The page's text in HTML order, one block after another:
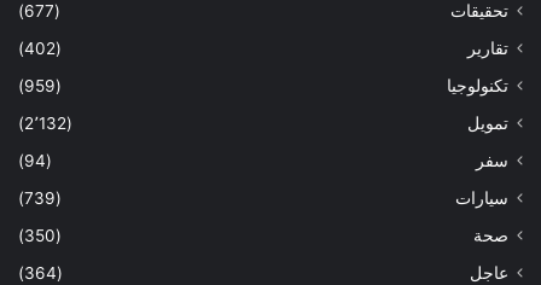
تحقيقات
(677)
تقارير
(402)
تكنولوجيا
(959)
تمويل
(2٬132)
سفر
(94)
سيارات
(739)
صحة
(350)
عاجل
(364)